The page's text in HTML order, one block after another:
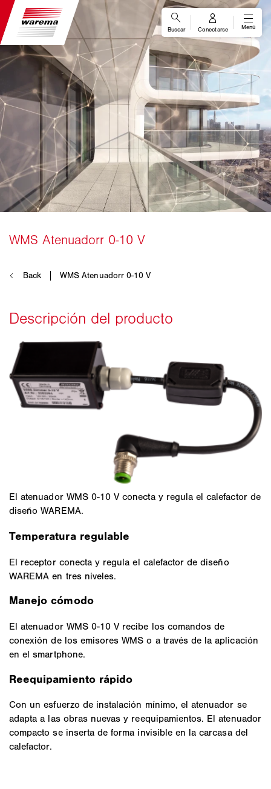
El atenuador WMS 0-10 V conecta y regula el calefactor de
diseño WAREMA.
Temperatura regulable
El receptor conecta y regula el calefactor de diseño
WAREMA en tres niveles.
Manejo cómodo
El atenuador WMS 0-10 V recibe los comandos de
conexión de los emisores WMS o a través de la aplicación
en el smartphone.
Reequipamiento rápido
Con un esfuerzo de instalación mínimo, el atenuador se
adapta a las obras nuevas y reequipamientos. El atenuador
compacto se inserta de forma invisible en la carcasa del
calefactor.